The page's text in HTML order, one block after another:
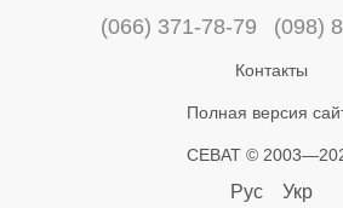
(066) 371-78-79 (098)
Контакты
Полная версия
СЕВАТ ©
Рус Укр